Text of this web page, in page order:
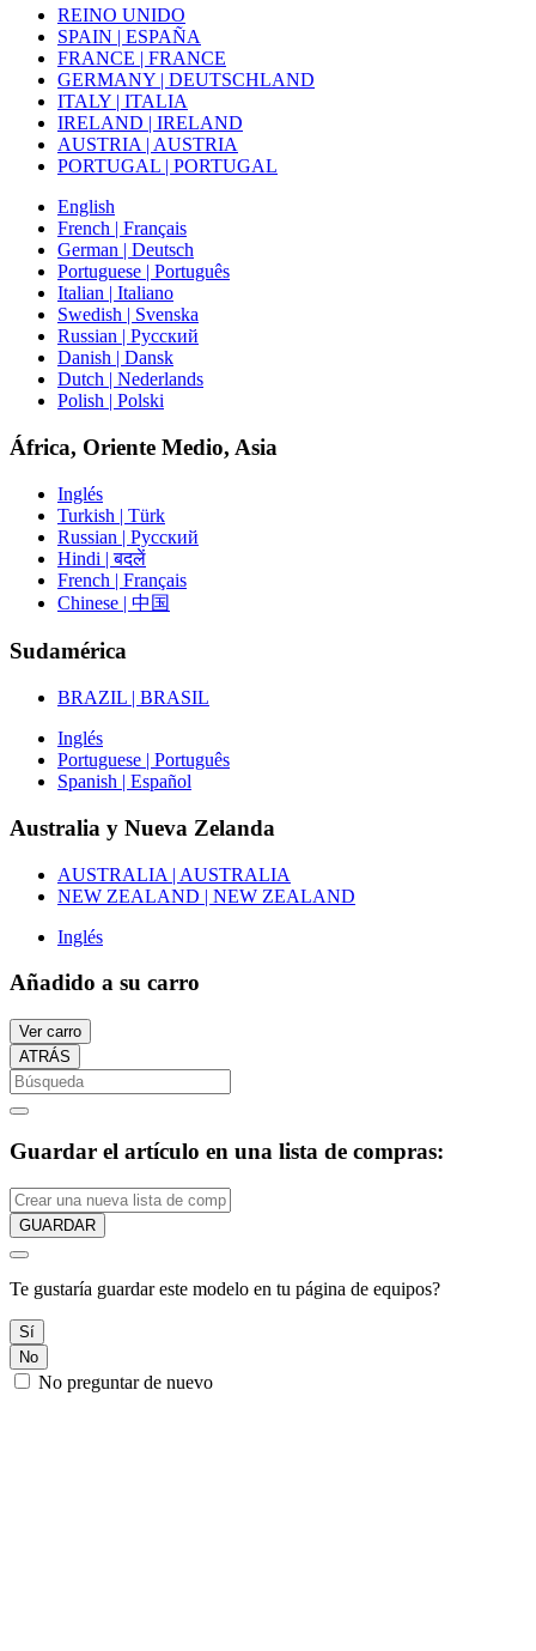
REINO UNIDO
SPAIN | ESPAÑA
FRANCE | FRANCE
GERMANY | DEUTSCHLAND
ITALY | ITALIA
IRELAND | IRELAND
AUSTRIA | AUSTRIA
PORTUGAL | PORTUGAL
English
French | Français
German | Deutsch
Portuguese | Português
Italian | Italiano
Swedish | Svenska
Russian | Русский
Danish | Dansk
Dutch | Nederlands
Polish | Polski
África, Oriente Medio, Asia
Inglés
Turkish | Türk
Russian | Русский
Hindi | बदलें
French | Français
Chinese | 中国
Sudamérica
BRAZIL | BRASIL
Inglés
Portuguese | Português
Spanish | Español
Australia y Nueva Zelanda
AUSTRALIA | AUSTRALIA
NEW ZEALAND | NEW ZEALAND
Inglés
Añadido a su carro
Ver carro
ATRÁS
Guardar el artículo en una lista de compras:
GUARDAR
Te gustaría guardar este modelo en tu página de equipos?
Sí
No
No preguntar de nuevo